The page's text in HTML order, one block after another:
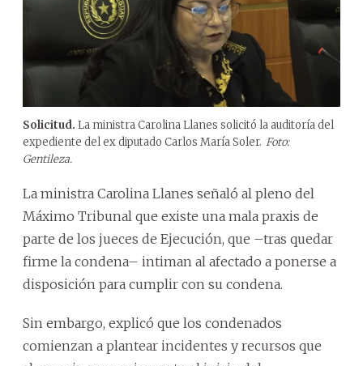
Solicitud. La ministra Carolina Llanes solicitó la auditoría del
expediente del ex diputado Carlos María Soler. Foto:
Gentileza.
La ministra Carolina Llanes señaló al pleno del
Máximo Tribunal que existe una mala praxis de
parte de los jueces de Ejecución, que –tras quedar
firme la condena– intiman al afectado a ponerse a
disposición para cumplir con su condena.
Sin embargo, explicó que los condenados
comienzan a plantear incidentes y recursos que